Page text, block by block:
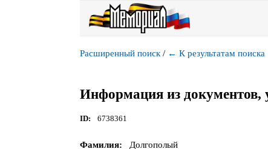
Расширенный поиск / ← К результатам поиска
Информация из документов,
ID 6738361
Фамилия
Долгополый